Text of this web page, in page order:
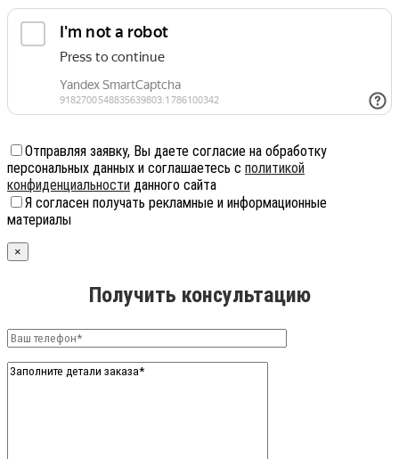
Отправляя заявку, Вы даете согласие на обработку
персональных данных и соглашаетесь с политикой
конфиденциальности данного сайта
Я согласен получать рекламные и информационные
материалы
×
Получить консультацию